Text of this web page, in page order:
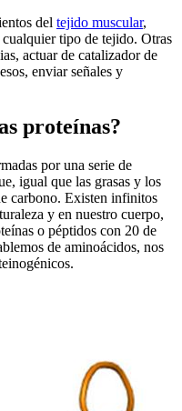
del tejido muscular,
tipo de tejido. Otras
actuar de catalizador de
enviar señales y
proteínas?
por una serie de
igual que las grasas y los
carbono. Existen infinitos
y en nuestro cuerpo,
o péptidos con 20 de
de aminoácidos, nos